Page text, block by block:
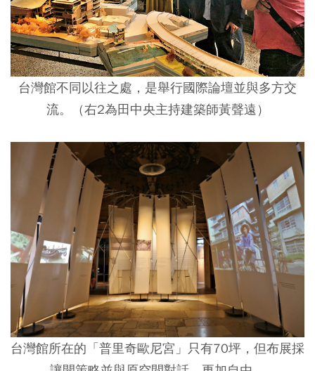
台灣館不同以往之處，是舉行國際論壇並與多方交
流。（右2為田中央主持建築師黃聲遠）
台灣館所在的「普里奇歐尼宮」只有70坪，但布展採